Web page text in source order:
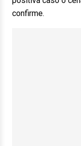
confirme.